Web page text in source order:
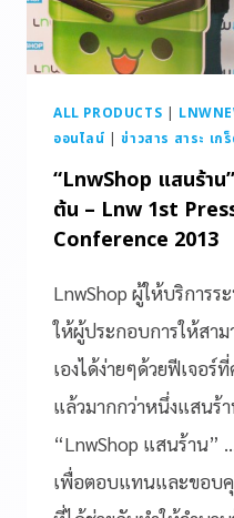
ALL PRODUCTS |
ออนไลน์ |ข่าวสาร สาระ เก
“LnwShop แสนร้าน
ต้น – Lnw 1st
Conference 2013
LnwShop ผู้ให้บริการ
ให้ผู้ประกอบการให้สาม
เองได้ง่ายๆด้วยฟีเจอ
แล้วมากกว่าหนึ่งแสนร้
“LnwShop แสนร้าน”
เพื่อตอบแทนและขอบ